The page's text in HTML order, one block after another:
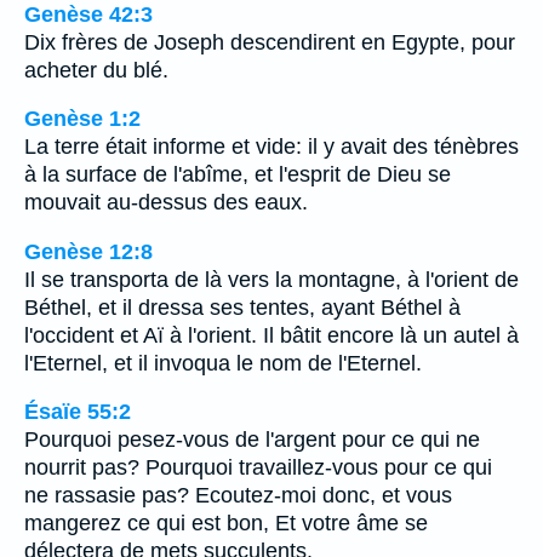
Genèse 42:3
Dix frères de Joseph descendirent en Egypte, pour
acheter du blé.
Genèse 1:2
La terre était informe et vide: il y avait des ténèbres
à la surface de l'abîme, et l'esprit de Dieu se
mouvait au-dessus des eaux.
Genèse 12:8
Il se transporta de là vers la montagne, à l'orient de
Béthel, et il dressa ses tentes, ayant Béthel à
l'occident et Aï à l'orient. Il bâtit encore là un autel à
l'Eternel, et il invoqua le nom de l'Eternel.
Ésaïe 55:2
Pourquoi pesez-vous de l'argent pour ce qui ne
nourrit pas? Pourquoi travaillez-vous pour ce qui
ne rassasie pas? Ecoutez-moi donc, et vous
mangerez ce qui est bon, Et votre âme se
délectera de mets succulents.